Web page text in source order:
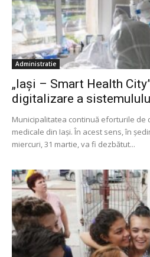
Administratie
„Iași – Smart Health
digitalizare a
Municipalitatea continuă eforturile
medicale din Iași. În acest sens, în
miercuri, 31 martie, va fi dezbătut...